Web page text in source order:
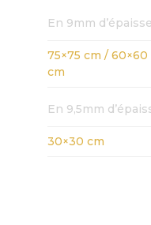
En 9mm
75×75 cm / 60×60
cm
En 9,5mm
30×30 cm